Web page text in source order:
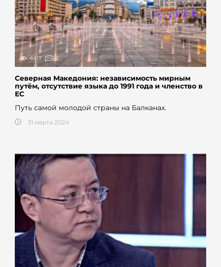
6417 0
Северная Македония: независимость мирным
путём, отсутствие языка до 1991 года и членство в
ЕС
Путь самой молодой страны на Балканах.
31 марта 2024